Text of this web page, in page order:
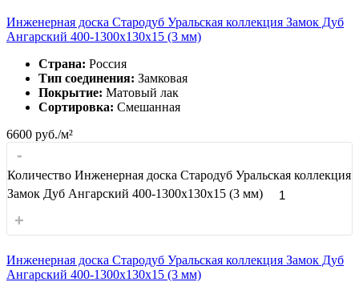
Инженерная доска Стародуб Уральская коллекция Замок Дуб
Ангарский 400-1300x130x15 (3 мм)
Страна: Россия
Тип соединения: Замковая
Покрытие: Матовый лак
Сортировка: Смешанная
6600 руб./м²
-
Количество Инженерная доска Стародуб Уральская коллекция
Замок Дуб Ангарский 400-1300x130x15 (3 мм)
+
Инженерная доска Стародуб Уральская коллекция Замок Дуб
Ангарский 400-1300x130x15 (3 мм)